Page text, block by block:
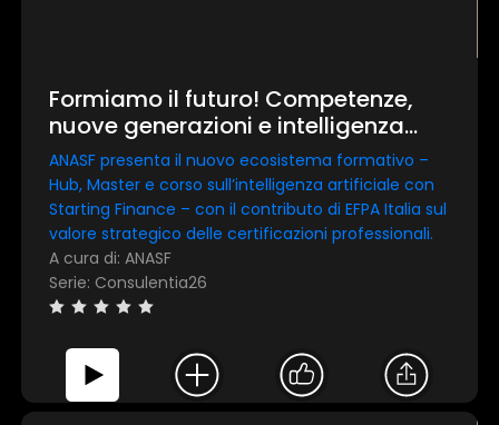
Formiamo il futuro! Competenze,
nuove generazioni e intelligenza
artificiale nella consulenza
finanziaria
ANASF presenta il nuovo ecosistema formativo –
Hub, Master e corso sull’intelligenza artificiale con
Starting Finance – con il contributo di EFPA Italia sul
valore strategico delle certificazioni professionali.
A cura di: ANASF
Serie: Consulentia26